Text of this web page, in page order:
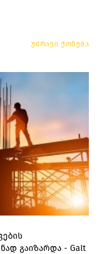
უძრავი ქონება
გაიზარდა - Galt